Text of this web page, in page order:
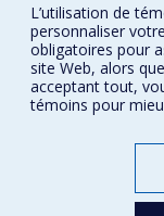
Confidentialité
Conditions d’utilisation
Paramètres des
L’utilisation de
personnaliser
obligatoires pour
site Web, alors
acceptant tout,
témoins pour